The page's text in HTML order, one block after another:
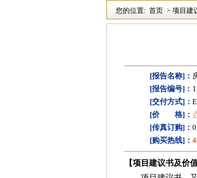
您的位置: 首页 > 项目建
[报告名称]：
[报告编号]：
[交付方式]：
[价 格]：
[传真订购]：
[购买热线]：
【项目建议书及价